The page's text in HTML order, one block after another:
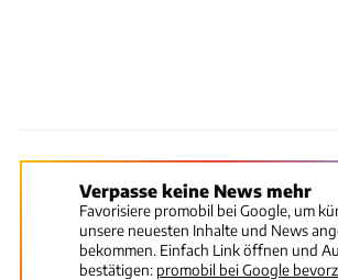
Verpasse keine News mehr
Favorisiere promobil bei Google, um
unsere neuesten Inhalte und News
bekommen. Einfach Link öffnen und
bestätigen: promobil bei Google